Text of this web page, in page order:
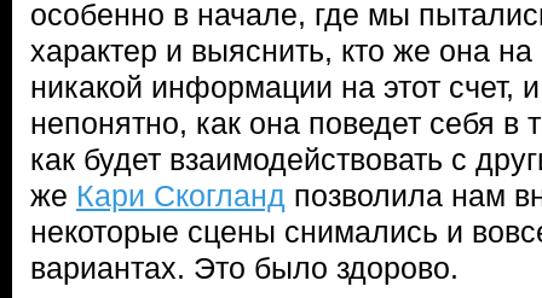
особенно в начале, где мы
характер и выяснить, кто же она
никакой информации на этот счет,
непонятно, как она поведет себя в
как будет взаимодействовать с
же Кари Скогланд позволила нам
некоторые сцены снимались и
вариантах. Это было здорово.